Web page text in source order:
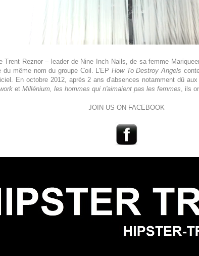
Trent Reznor – leader de Nine Inch Nails, de sa femme
même nom du groupe Coil. L'EP How To Destroy Angels
En octobre 2012, après 2 ans d'absences notamment dû
et Millénium, les hommes qui n'aimaient pas les femmes , ils
JOIN US ON FACEBOOK